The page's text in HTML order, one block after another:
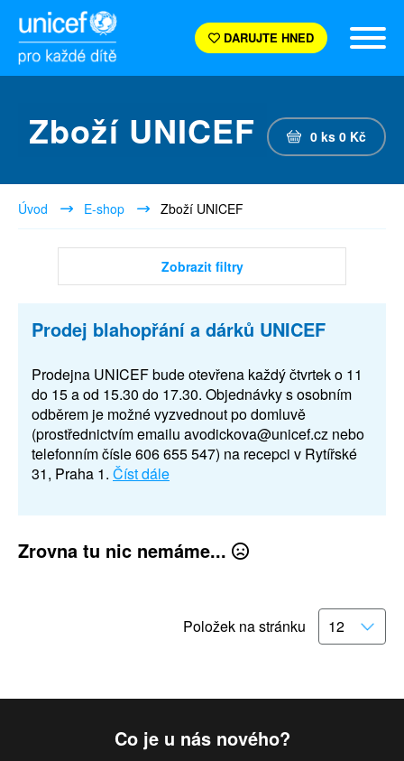
DARUJTE HNED
Zboží UNICEF 0 ks 0 Kč
Úvod E-shop Zboží UNICEF
Zobrazit filtry
Prodej blahopřání a dárků UNICEF
Prodejna UNICEF bude otevřena každý čtvrtek o 11
do 15 a od 15.30 do 17.30. Objednávky s osobním
odběrem je možné vyzvednout po domluvě
(prostřednictvím emailu avodickova@unicef.cz nebo
telefonním čísle 606 655 547) na recepci v Rytířské
31, Praha 1. Číst dále
Zrovna tu nic nemáme...
Položek na stránku
Co je u nás nového?